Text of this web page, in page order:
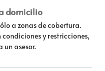
domicilio
a zonas de cobertura.
y restricciones,
un asesor.